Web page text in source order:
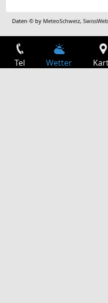
Daten © by MeteoSchweiz,
Tel Wetter